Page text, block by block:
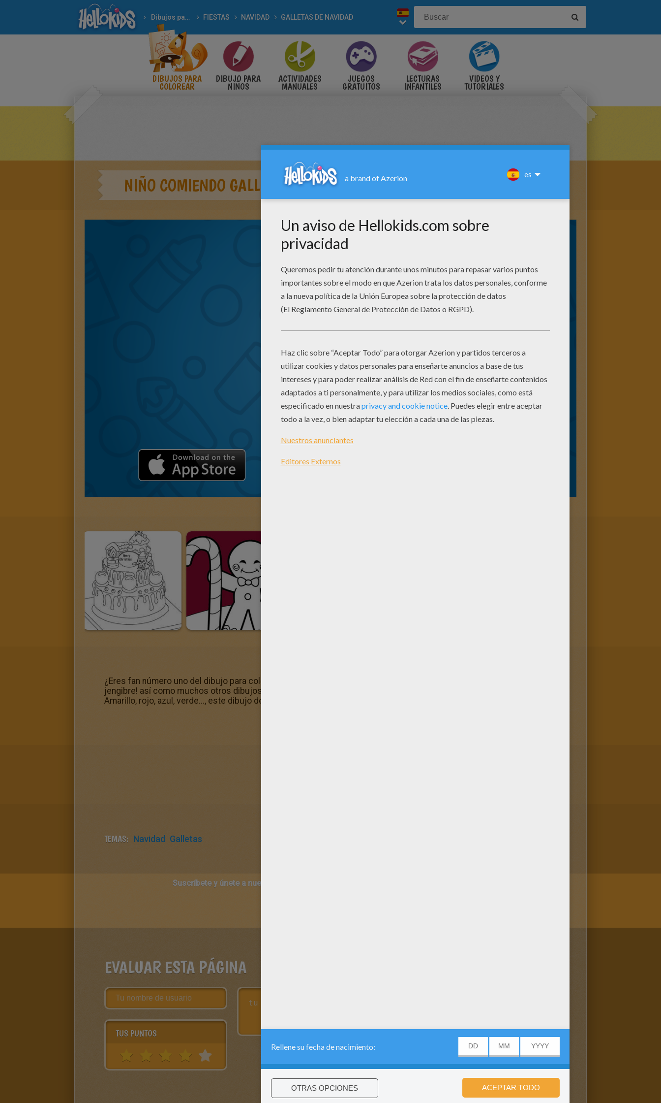
Dibujos para Colorear FIESTAS NAVIDAD GALLETAS DE NAVIDAD
DIBUJOS PARA
COLOREAR
DIBUJO PARA
NIÑOS
ACTIVIDADES
MANUALES
JUEGOS
GRATUITOS
LECTURAS
INFANTILES
VIDEOS Y
TUTORIALES
NIÑO COMIENDO GALLETAS DE JENGIBRE
¿Eres fan número uno del dibujo para colorear? ¡También te gustará este diseño de niño comiendo galletas de
jengibre! así como muchos otros dibujos del mismo tema en el canal Dibujos de GALLETAS DE NAVIDAD para colorear
Amarillo, rojo, azul, verde..., este dibujo de niño comiendo galletas de jengibre te saldrá muy bien una vez pintado.
TEMAS: Navidad Galletas
Suscríbete y únete a nuestro canal de vídeos para niños en Youtube:
EVALUAR ESTA PÁGINA
TUS PUNTOS